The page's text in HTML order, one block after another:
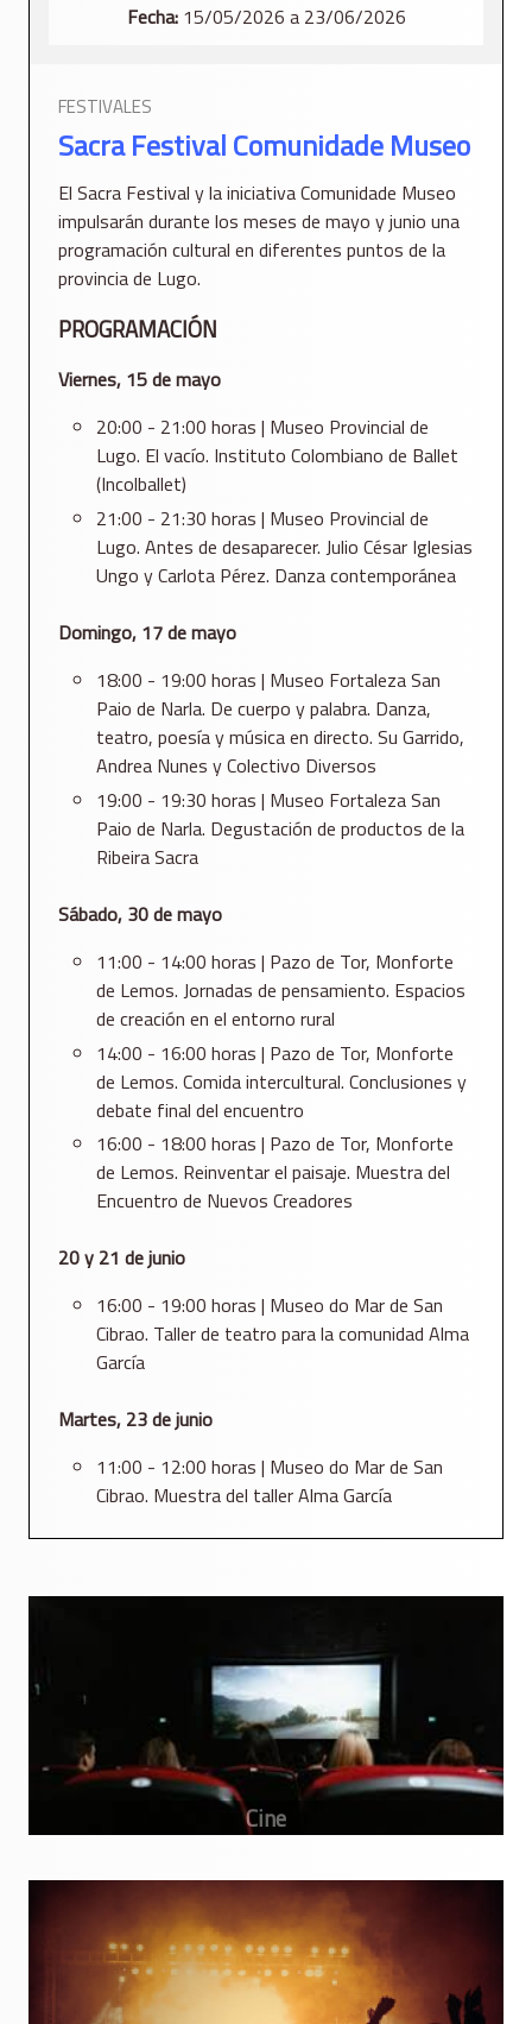
Fecha:15/05/2026 a 23/06/2026
FESTIVALES
Sacra Festival Comunidade Museo
El Sacra Festival y la iniciativa Comunidade Museo
impulsarán durante los meses de mayo y junio una
programación cultural en diferentes puntos de la
provincia de Lugo.
PROGRAMACIÓN
Viernes, 15 de mayo
20:00 - 21:00 horas | Museo Provincial de
Lugo. El vacío. Instituto Colombiano de Ballet
(Incolballet)
21:00 - 21:30 horas | Museo Provincial de
Lugo. Antes de desaparecer. Julio César Iglesias
Ungo y Carlota Pérez. Danza contemporánea
Domingo, 17 de mayo
18:00 - 19:00 horas | Museo Fortaleza San
Paio de Narla. De cuerpo y palabra. Danza,
teatro, poesía y música en directo. Su Garrido,
Andrea Nunes y Colectivo Diversos
19:00 - 19:30 horas | Museo Fortaleza San
Paio de Narla. Degustación de productos de la
Ribeira Sacra
Sábado, 30 de mayo
11:00 - 14:00 horas | Pazo de Tor, Monforte
de Lemos. Jornadas de pensamiento. Espacios
de creación en el entorno rural
14:00 - 16:00 horas | Pazo de Tor, Monforte
de Lemos. Comida intercultural. Conclusiones y
debate final del encuentro
16:00 - 18:00 horas | Pazo de Tor, Monforte
de Lemos. Reinventar el paisaje. Muestra del
Encuentro de Nuevos Creadores
20 y 21 de junio
16:00 - 19:00 horas | Museo do Mar de San
Cibrao. Taller de teatro para la comunidad Alma
García
Martes, 23 de junio
11:00 - 12:00 horas | Museo do Mar de San
Cibrao. Muestra del taller Alma García